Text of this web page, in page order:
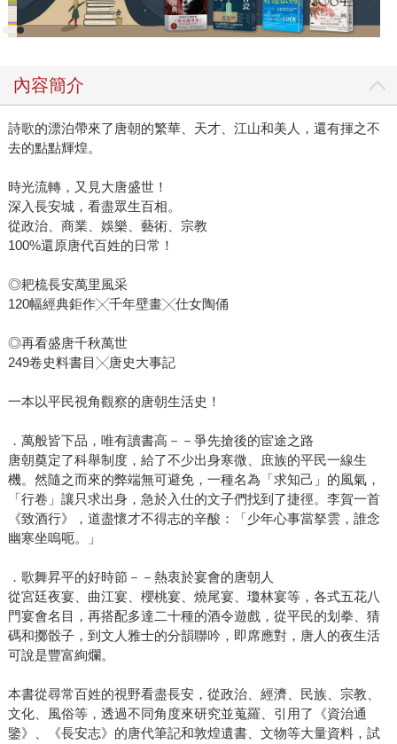
內容簡介
詩歌的漂泊帶來了唐朝的繁華、天才、江山和美人，還有揮之不
去的點點輝煌。
時光流轉，又見大唐盛世！
深入長安城，看盡眾生百相。
從政治、商業、娛樂、藝術、宗教
100%還原唐代百姓的日常！
◎耙梳長安萬里風采
120幅經典鉅作╳千年壁畫╳仕女陶俑
◎再看盛唐千秋萬世
249卷史料書目╳唐史大事記
一本以平民視角觀察的唐朝生活史！
．萬般皆下品，唯有讀書高－－爭先搶後的宦途之路
唐朝奠定了科舉制度，給了不少出身寒微、庶族的平民一線生
機。然隨之而來的弊端無可避免，一種名為「求知己」的風氣，
「行卷」讓只求出身，急於入仕的文子們找到了捷徑。李賀一首
《致酒行》，道盡懷才不得志的辛酸：「少年心事當拏雲，誰念
幽寒坐嗚呃。」
．歌舞昇平的好時節－－熱衷於宴會的唐朝人
從宮廷夜宴、曲江宴、櫻桃宴、燒尾宴、瓊林宴等，各式五花八
門宴會名目，再搭配多達二十種的酒令遊戲，從平民的划拳、猜
碼和擲骰子，到文人雅士的分韻聯吟，即席應對，唐人的夜生活
可說是豐富絢爛。
本書從尋常百姓的視野看盡長安，從政治、經濟、民族、宗教、
文化、風俗等，透過不同角度來研究並蒐羅、引用了《資治通
鑒》、《長安志》的唐代筆記和敦煌遺書、文物等大量資料，試